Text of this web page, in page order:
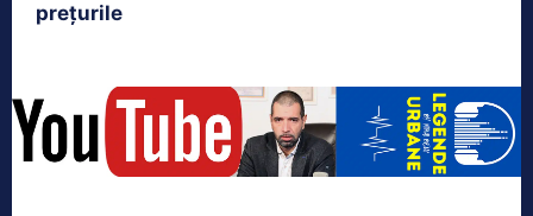
prețurile